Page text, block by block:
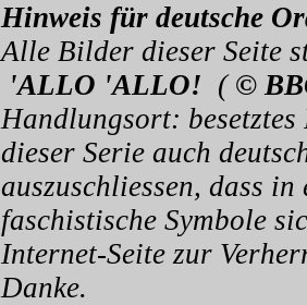
Hinweis für deutsche
Alle Bilder dieser Seite
'ALLO 'ALLO! ( ©
Handlungsort:
dieser Serie auch
auszuschliessen, dass in
faschistische Symbole
Internet-Seite zur
Danke.